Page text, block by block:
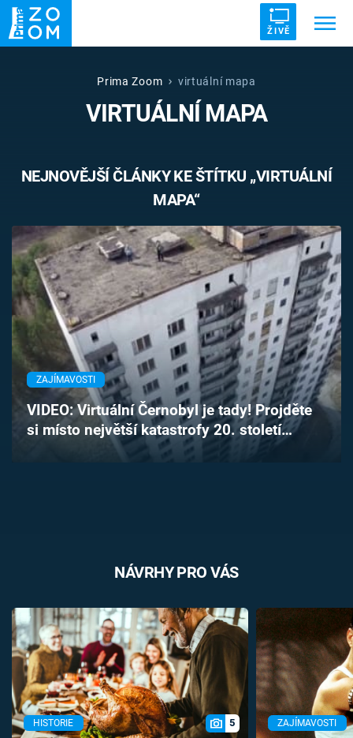
ŽIVĚ
ZRÁDCI UFO DRUHÁ SVĚTOVÁ VÁLKA
VETŘELCI DÁVNOVĚKU
Témata
Pořady
TV Program
Časopis
Sledujte prima+
Prima Zoom virtuální mapa
VIRTUÁLNÍ MAPA
NEJNOVĚJŠÍ ČLÁNKY KE ŠTÍTKU „VIRTUÁLNÍ
MAPA“
ZAJÍMAVOSTI
VIDEO: Virtuální Černobyl je tady! Projděte
si místo největší katastrofy 20. století…
NÁVRHY PRO VÁS
HISTORIE 5 ZAJÍMAVOSTI